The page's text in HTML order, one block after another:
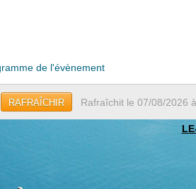
de l'évènement
RAFRAÎCHIR Rafraîchit le 07/08/2026